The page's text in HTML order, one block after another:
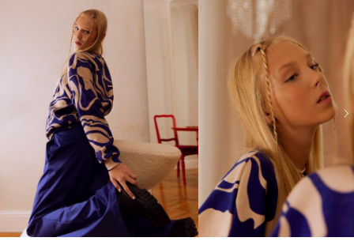
НОВОСТИ
КОНТАКТЫ